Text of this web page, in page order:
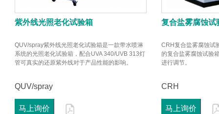
紫外线光照老化试验箱
QUV/spray紫外线光照老化试验箱是一款带水喷淋
系统的光照老化试验箱，配合UVA 340/UVB 313灯
管可真实的还原紫外线对于产品性能的影响。
QUV/spray
马上询价
复合盐雾腐蚀试
CRH复合盐雾腐蚀试
的复合盐雾腐蚀试验
进行调节。
CRH
马上询价